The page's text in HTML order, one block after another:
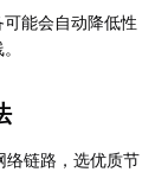
可能会自动降低性
络链路，选优质节